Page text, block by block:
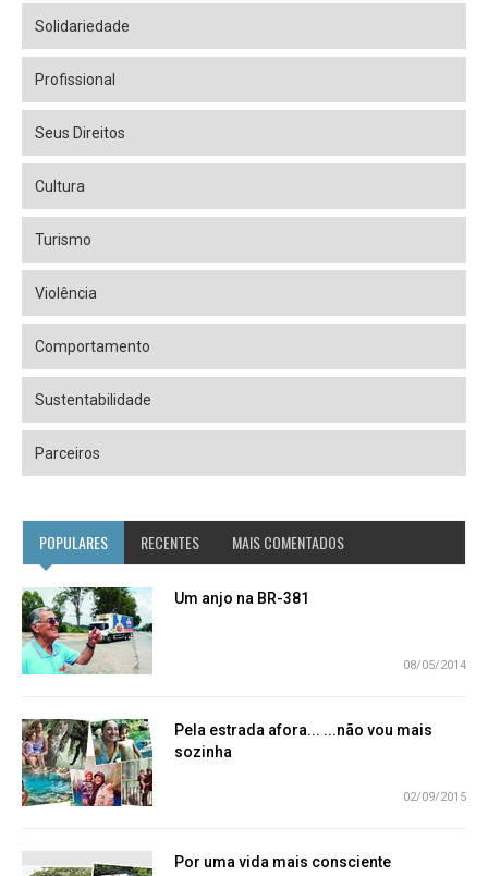
Solidariedade
Profissional
Seus Direitos
Cultura
Turismo
Violência
Comportamento
Sustentabilidade
Parceiros
POPULARES RECENTES MAIS COMENTADOS
Um anjo na BR-381
08/05/2014
Pela estrada afora... ...não vou mais
sozinha
02/09/2015
Por uma vida mais consciente